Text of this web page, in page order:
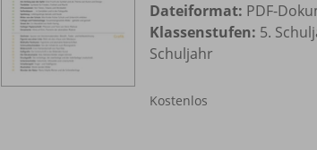
Dateiformat: PDF-
Klassenstufen: 5.
Schuljahr
Kostenlos